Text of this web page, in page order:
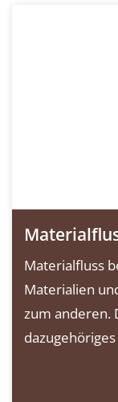
Materialfluss
Materialien
zum anderen.